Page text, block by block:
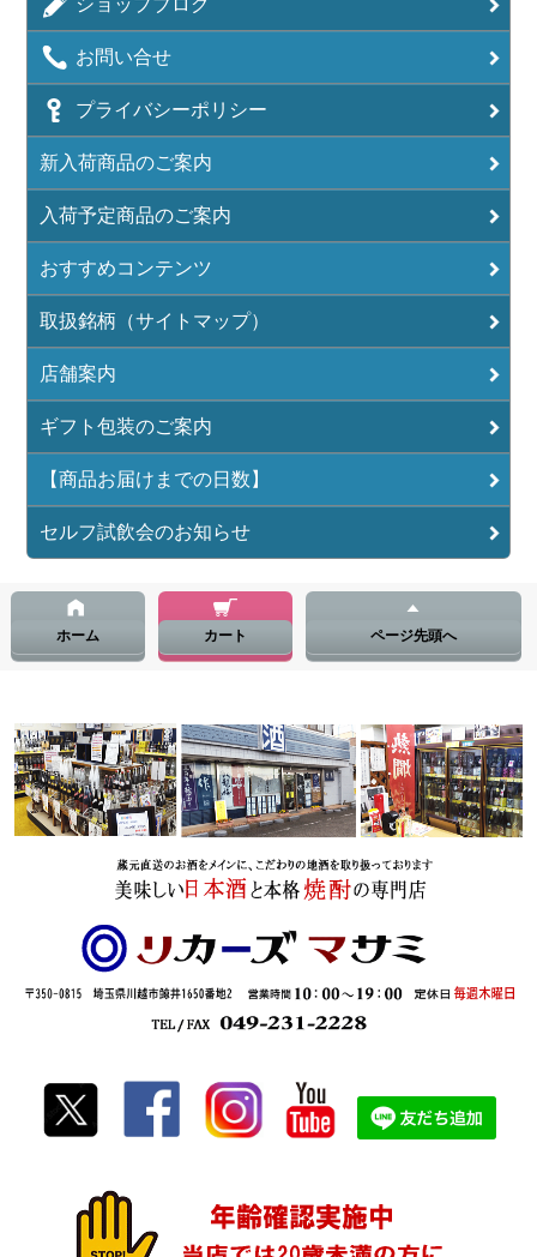
ショップブログ
お問い合せ
プライバシーポリシー
新入荷商品のご案内
入荷予定商品のご案内
おすすめコンテンツ
取扱銘柄（サイトマップ）
店舗案内
ギフト包装のご案内
【商品お届けまでの日数】
セルフ試飲会のお知らせ
ホーム カート ページ先頭へ